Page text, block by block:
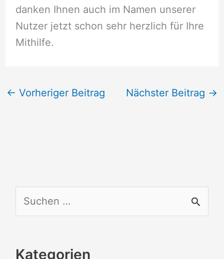
danken Ihnen auch im Namen unserer
Nutzer jetzt schon sehr herzlich für Ihre
Mithilfe.
← Vorheriger Beitrag Nächster Beitrag →
u
h
Kategorien